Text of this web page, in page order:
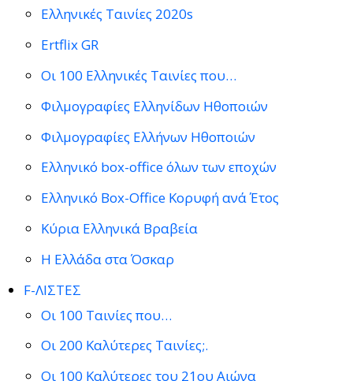
Ελληνικές Ταινίες 2020s
Ertflix GR
Οι 100 Ελληνικές Ταινίες που…
Φιλμογραφίες Ελληνίδων Ηθοποιών
Φιλμογραφίες Ελλήνων Ηθοποιών
Ελληνικό box-office όλων των εποχών
Ελληνικό Box-Office Κορυφή ανά Έτος
Κύρια Ελληνικά Βραβεία
Η Ελλάδα στα Όσκαρ
F-ΛΙΣΤΕΣ
Οι 100 Ταινίες που…
Οι 200 Καλύτερες Ταινίες;.
Οι 100 Καλύτερες του 21ου Αιώνα